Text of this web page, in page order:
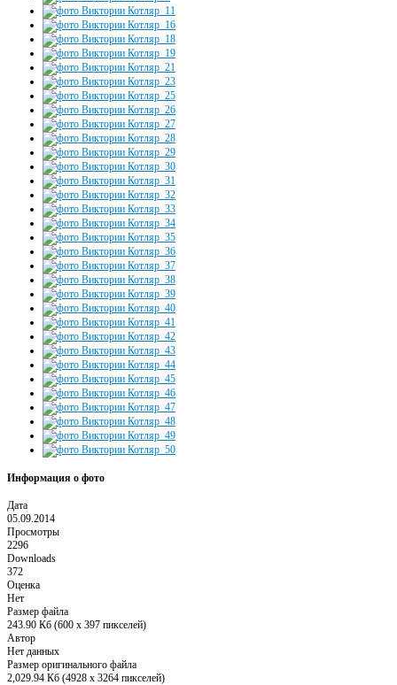
Информация о фото
Дата
05.09.2014
Просмотры
2296
Downloads
372
Оценка
Нет
Размер файла
243.90 Кб (600 x 397 пикселей)
Автор
Нет данных
Размер оригинального файла
2,029.94 Кб (4928 x 3264 пикселей)